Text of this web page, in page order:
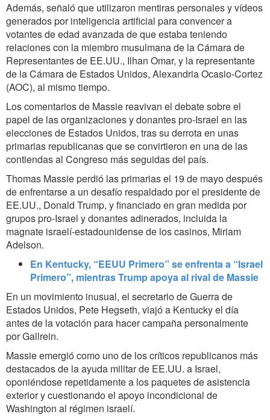
Además, señaló que utilizaron mentiras personales y vídeos
generados por inteligencia artificial para convencer a
votantes de edad avanzada de que estaba teniendo
relaciones con la miembro musulmana de la Cámara de
Representantes de EE.UU., Ilhan Omar, y la representante
de la Cámara de Estados Unidos, Alexandria Ocasio-Cortez
(AOC), al mismo tiempo.
Los comentarios de Massie reavivan el debate sobre el
papel de las organizaciones y donantes pro-Israel en las
elecciones de Estados Unidos, tras su derrota en unas
primarias republicanas que se convirtieron en una de las
contiendas al Congreso más seguidas del país.
Thomas Massie perdió las primarias el 19 de mayo después
de enfrentarse a un desafío respaldado por el presidente de
EE.UU., Donald Trump, y financiado en gran medida por
grupos pro-Israel y donantes adinerados, incluida la
magnate israelí-estadounidense de los casinos, Miriam
Adelson.
En Kentucky, “EEUU Primero” se enfrenta a “Israel
Primero”, mientras Trump apoya al rival de Massie
En un movimiento inusual, el secretario de Guerra de
Estados Unidos, Pete Hegseth, viajó a Kentucky el día
antes de la votación para hacer campaña personalmente
por Gallrein.
Massie emergió como uno de los críticos republicanos más
destacados de la ayuda militar de EE.UU. a Israel,
oponiéndose repetidamente a los paquetes de asistencia
exterior y cuestionando el apoyo incondicional de
Washington al régimen israelí.